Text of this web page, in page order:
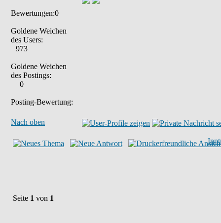
Bewertungen:0
Goldene Weichen
des Users:
973
Goldene Weichen
des Postings:
0
Posting-Bewertung:
Nach oben
Seite 1 von 1